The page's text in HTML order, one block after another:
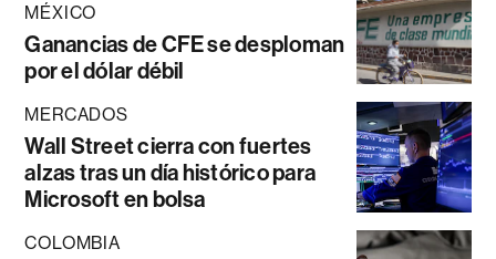
MÉXICO
Ganancias de CFE se desploman
por el dólar débil
MERCADOS
Wall Street cierra con fuertes
alzas tras un día histórico para
Microsoft en bolsa
COLOMBIA